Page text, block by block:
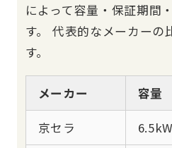
によって容量・保証期間
す。 代表的なメーカーの
す。
メーカー 容量
京セラ